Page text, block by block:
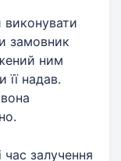
виконувати
замовник
ним
її надав.
час залучення